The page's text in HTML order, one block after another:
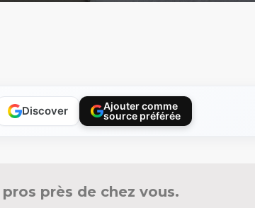
Discover
Ajouter comme
source préférée
près de chez vous.